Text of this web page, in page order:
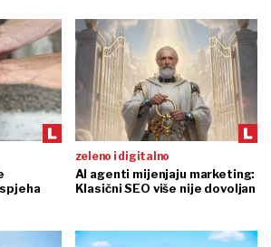
zeleno i digitalno
AI agenti mijenjaju marketing:
Klasični SEO više nije dovoljan